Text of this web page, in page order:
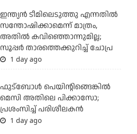
ഇന്ത്യന്‍ ടീമിലെടുത്തു എന്നതില്‍
സന്തോഷിക്കാമെന്ന് മാത്രം,
അതില്‍ കവിഞ്ഞൊന്നുമില്ല;
സൂപ്പര്‍ താരത്തെക്കുറിച്ച് ചോപ്ര
1 day ago
ഫുട്‌ബോള്‍ പെയിന്റിങ്ങെങ്കില്‍
മെസി അതിലെ പിക്കാസോ;
പ്രശംസിച്ച് പരിശീലകന്‍
1 day ago